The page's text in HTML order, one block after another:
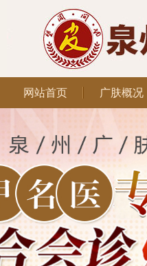
网站首页 广肤概况